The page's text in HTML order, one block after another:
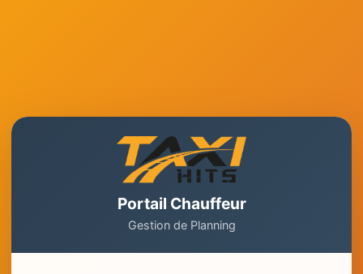
Portail Chauffeur
Gestion de Planning